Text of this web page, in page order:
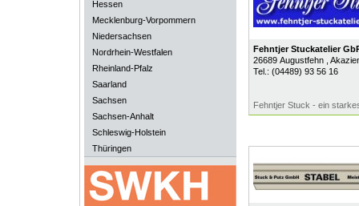
Hessen
Mecklenburg-Vorpommern
Niedersachsen
Nordrhein-Westfalen
Rheinland-Pfalz
Saarland
Sachsen
Sachsen-Anhalt
Schleswig-Holstein
Thüringen
Fehntjer Stuckatelier
26689 Augustfehn
,
Tel.: (04489) 93 56 16
Fehntjer Stuck - ein